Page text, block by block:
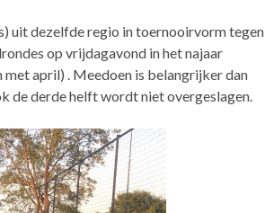
uit dezelfde regio in toernooirvorm tegen
op vrijdagavond in het najaar
april) . Meedoen is belangrijker dan
de derde helft wordt niet overgeslagen.